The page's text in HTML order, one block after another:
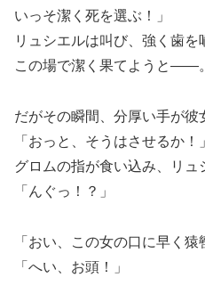
いっそ潔く死を選ぶ！」
リュシエルは叫び、強く歯を
この場で潔く果てようと――。
だがその瞬間、分厚い手が彼
「おっと、そうはさせるか！」
グロムの指が食い込み、リュ
「んぐっ！？」
「おい、この女の口に早く猿
「へい、お頭！」